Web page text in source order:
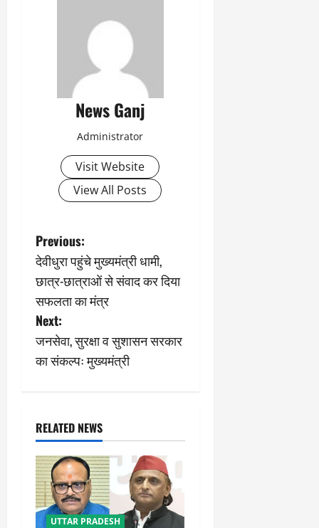
News Ganj
Administrator
Visit Website
View All Posts
P
o
s
t
n
v
i
g
a
Previous:
देवीधुरा पहुंचे मुख्यमंत्री धामी,
छात्र-छात्राओं से संवाद कर दिया
सफलता का मंत्र
Next:
जनसेवा, सुरक्षा व सुशासन सरकार
का संकल्पः मुख्यमंत्री
RELATED NEWS
UTTAR PRADESH